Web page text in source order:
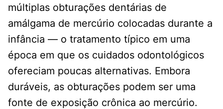
múltiplas obturações dentárias de
amálgama de mercúrio colocadas durante a
infância — o tratamento típico em uma
época em que os cuidados odontológicos
ofereciam poucas alternativas. Embora
duráveis, as obturações podem ser uma
fonte de exposição crônica ao mercúrio.